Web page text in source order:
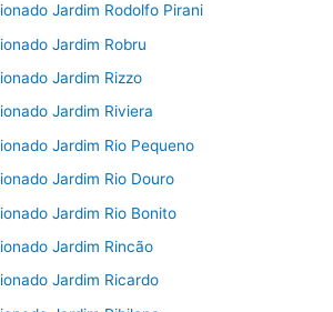
Jardim Rodolfo Pirani
Jardim Robru
Jardim Rizzo
Jardim Riviera
Jardim Rio Pequeno
Jardim Rio Douro
Jardim Rio Bonito
Jardim Rincão
Jardim Ricardo